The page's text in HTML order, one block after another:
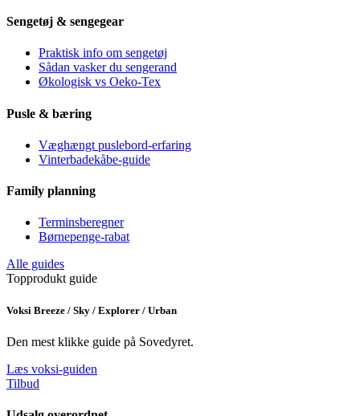
Sengetøj & sengegear
Praktisk info om sengetøj
Sådan vasker du sengerand
Økologisk vs Oeko-Tex
Pusle & bæring
Væghængt puslebord-erfaring
Vinterbadekåbe-guide
Family planning
Terminsberegner
Børnepenge-rabat
Alle guides
Topprodukt guide
Voksi Breeze / Sky / Explorer / Urban
Den mest klikke guide på Sovedyret.
Læs voksi-guiden
Tilbud